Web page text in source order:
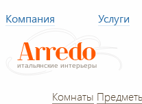
Компания Услуги
Комнаты